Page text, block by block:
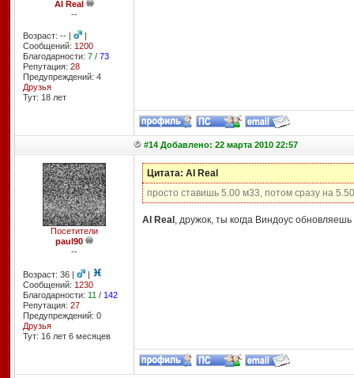
AI Real
--
Возраст: -- |
|
Сообщений: 1200
Благодарности: 7/ 73
Репутация: 28
Предупреждений: 4
Друзья
Тут: 18 лет
#14 Добавлено: 22 марта 2010 22:57
Посетители
paul90
--
Возраст: 36 |
|
Сообщений: 1230
Благодарности: 11 / 142
Репутация: 27
Предупреждений: 0
Друзья
Тут: 16 лет 6 месяцев
Цитата: AI Real
просто ставишь 5.00 м33, потом сразу на
AI Real , дружок, ты когда Виндоус